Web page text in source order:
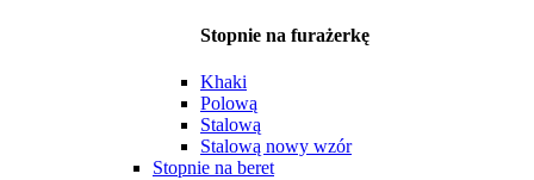
Stopnie na furażerkę
Khaki
Polową
Stalową
Stalową nowy wzór
Stopnie na beret